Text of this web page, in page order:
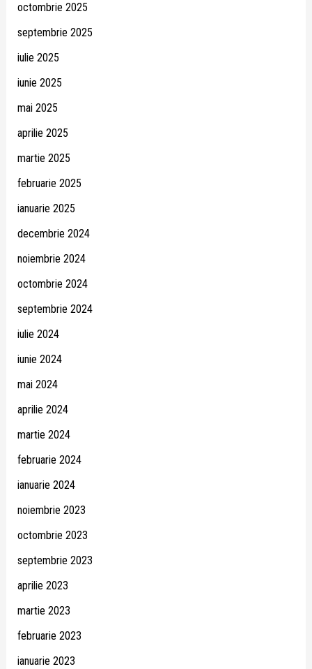
octombrie 2025
septembrie 2025
iulie 2025
iunie 2025
mai 2025
aprilie 2025
martie 2025
februarie 2025
ianuarie 2025
decembrie 2024
noiembrie 2024
octombrie 2024
septembrie 2024
iulie 2024
iunie 2024
mai 2024
aprilie 2024
martie 2024
februarie 2024
ianuarie 2024
noiembrie 2023
octombrie 2023
septembrie 2023
aprilie 2023
martie 2023
februarie 2023
ianuarie 2023